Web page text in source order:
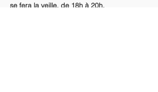
se fera la veille, de 18h à 20h.